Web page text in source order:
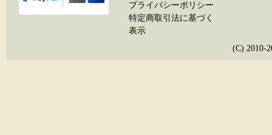
プライバシーポリシー
特定商取引法に基づく
表示
(C) 2010-